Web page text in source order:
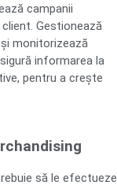
campanii
Gestionează
monitorizează
informarea la
pentru a crește
să le efectueze